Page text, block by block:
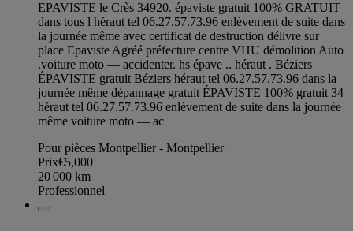
EPAVISTE le Crès 34920. épaviste gratuit 100% GRATUIT
dans tous l héraut tel 06.27.57.73.96 enlèvement de suite dans
la journée même avec certificat de destruction délivre sur
place Epaviste Agréé préfecture centre VHU démolition Auto
.voiture moto — accidenter. hs épave .. héraut . Béziers
ÉPAVISTE gratuit Béziers héraut tel 06.27.57.73.96 dans la
journée même dépannage gratuit ÉPAVISTE 100% gratuit 34
héraut tel 06.27.57.73.96 enlèvement de suite dans la journée
même voiture moto — ac
Pour pièces Montpellier - Montpellier
Prix€5,000
20 000 km
Professionnel